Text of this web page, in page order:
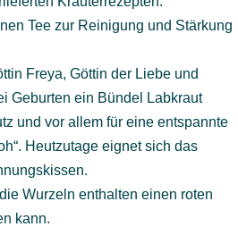
Tee zur Reinigung und Stärkung
Freya, Göttin der Liebe und
Geburten ein Bündel Labkraut
und vor allem für eine entspannte
Heutzutage eignet sich das
Wurzeln enthalten einen roten
kann.